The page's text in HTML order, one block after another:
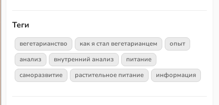
Теги
вегетарианство как я стал вегетарианцем
опыт
анализ
внутренний анализ
питание
саморазвитие
растительное питание информация